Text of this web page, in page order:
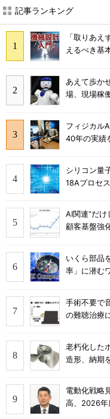
記事ランキング
「取りあ
えるべき基
あえて歩か
場、現場稼
フィジカル
40年の実績
シリコン量
18Aプロセ
AI関連“だ
顧客基盤強
いくら部品
率」に潜む
手術不要で
の難聴治療
老朽化した
造形、納期
電動化戦略
高、2026年